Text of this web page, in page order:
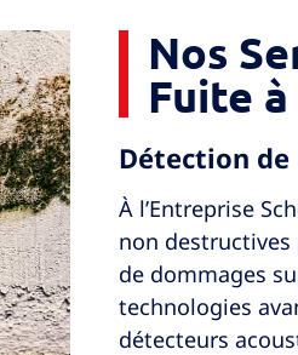
Nos
Fuite
Détection
À l’Entreprise
non destructives
de dommages
technologies
détecteurs